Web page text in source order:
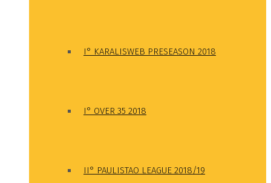
I° KARALISWEB PRESEASON 2018
I° OVER 35 2018
II° PAULISTAO LEAGUE 2018/19